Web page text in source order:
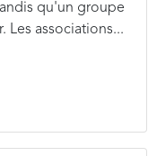
qu'un groupe
Les associations...